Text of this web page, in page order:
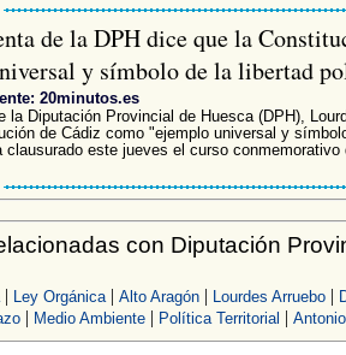
de la DPH dice que la
y símbolo de la libertad
20minutos.es
la Diputación Provincial de Huesca (DPH),
de Cádiz como "ejemplo universal y
clausurado este jueves el curso conmemorativo
con Diputación
| Ley Orgánica| Alto Aragón| Lourdes Arruebo|
| Medio Ambiente| Política Territorial |